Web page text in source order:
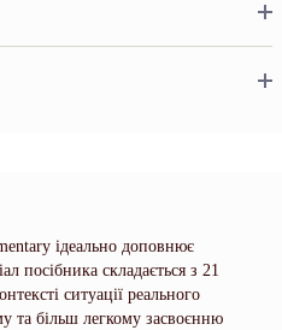
ідеально доповнює
посібника складається з 21
ситуації реального
та більш легкому засвоєнню